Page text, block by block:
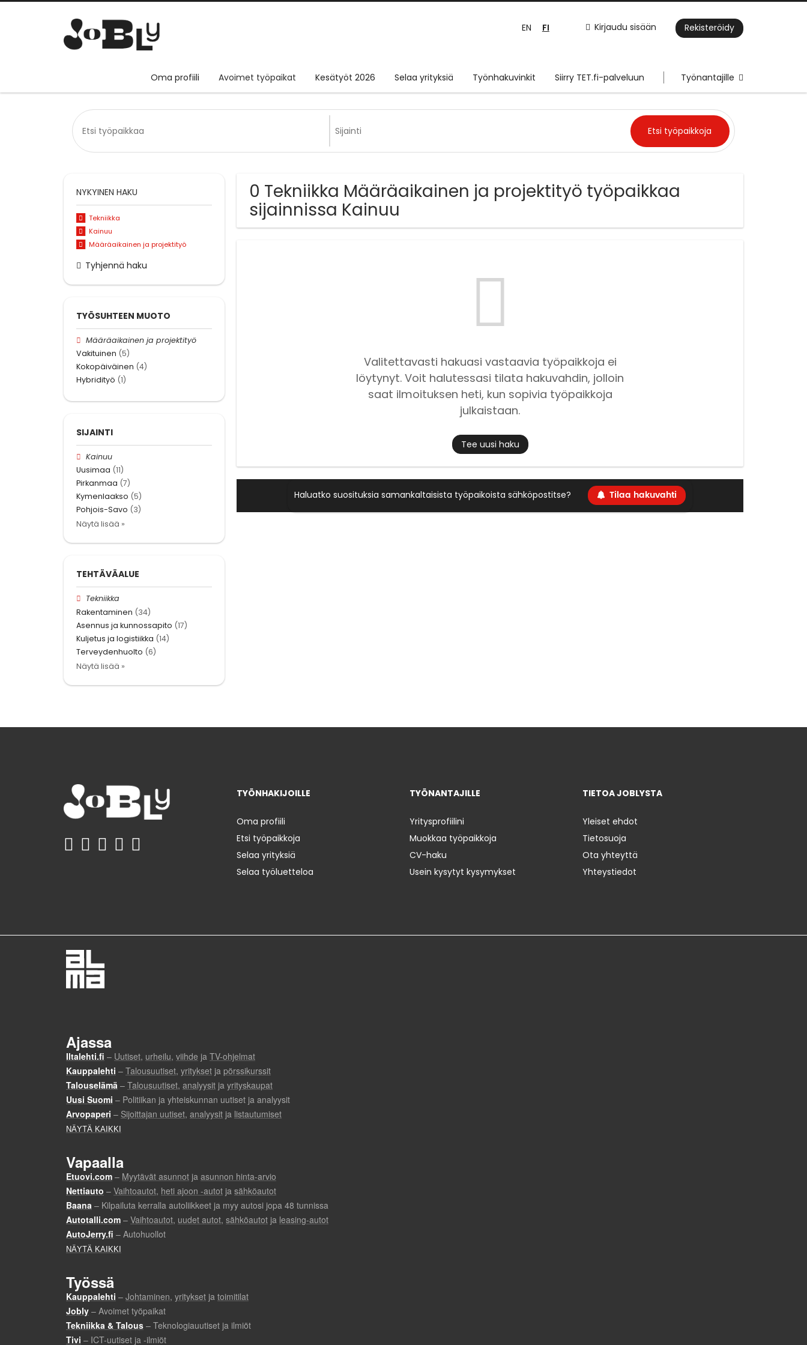
Kirjaudu sisään Rekisteröidy
EN FI
Oma profiili Avoimet työpaikat Kesätyöt 2026 Selaa yrityksiä Työnhakuvinkit Siirry TET.fi-palveluun Työnantajille
0 Tekniikka Määräaikainen ja projektityö työpaikkaa
sijainnissa Kainuu
Valitettavasti hakuasi vastaavia työpaikkoja ei
löytynyt. Voit halutessasi tilata hakuvahdin, jolloin
saat ilmoituksen heti, kun sopivia työpaikkoja
julkaistaan.
Tee uusi haku
Haluatko suosituksia samankaltaisista työpaikoista sähköpostitse? Tilaa hakuvahti
NYKYINEN HAKU
Tekniikka
Kainuu
Määräaikainen ja projektityö
Tyhjennä haku
TYÖSUHTEEN MUOTO
Määräaikainen ja projektityö
Vakituinen (5)
Kokopäiväinen (4)
Hybridityö (1)
SIJAINTI
Kainuu
Uusimaa (11)
Pirkanmaa (7)
Kymenlaakso (5)
Pohjois-Savo (3)
Näytä lisää »
TEHTÄVÄALUE
Tekniikka
Rakentaminen (34)
Asennus ja kunnossapito (17)
Kuljetus ja logistiikka (14)
Terveydenhuolto (6)
Näytä lisää »
TYÖNHAKIJOILLE
Oma profiili
Etsi työpaikkoja
Selaa yrityksiä
Selaa työluetteloa
TYÖNANTAJILLE
Yritysprofiilini
Muokkaa työpaikkoja
CV-haku
Usein kysytyt kysymykset
TIETOA JOBLYSTA
Yleiset ehdot
Tietosuoja
Ota yhteyttä
Yhteystiedot